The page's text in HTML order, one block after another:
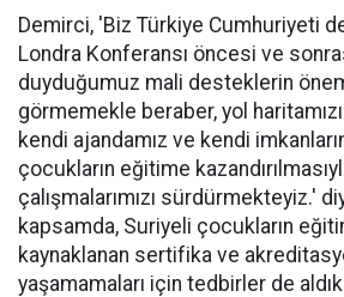
Demirci, 'Biz Türkiye Cumhuriyeti
Londra Konferansı öncesi ve
duyduğumuz mali desteklerin
görmemekle beraber, yol
kendi ajandamız ve kendi
çocukların eğitime
çalışmalarımızı sürdürmekteyiz.'
kapsamda, Suriyeli çocukların
kaynaklanan sertifika ve
yaşamamaları için tedbirler de